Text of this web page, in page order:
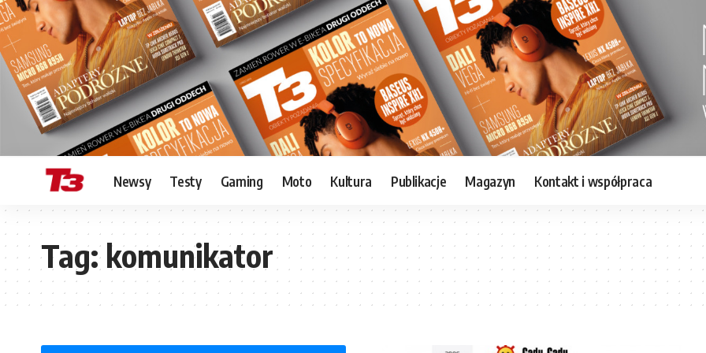
Newsy Testy Gaming Moto Kultura Publikacje Magazyn Kontakt i współpraca
Tag:komunikator